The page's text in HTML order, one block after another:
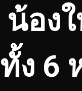
น้อง
ทั้ง 6